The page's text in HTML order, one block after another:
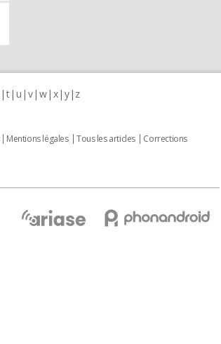
t u v w x y z
Mentions légales Tous les articles
Corrections